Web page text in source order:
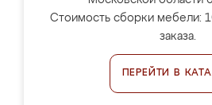
Стоимость сборки мебели:
заказа.
ПЕРЕЙТИ В